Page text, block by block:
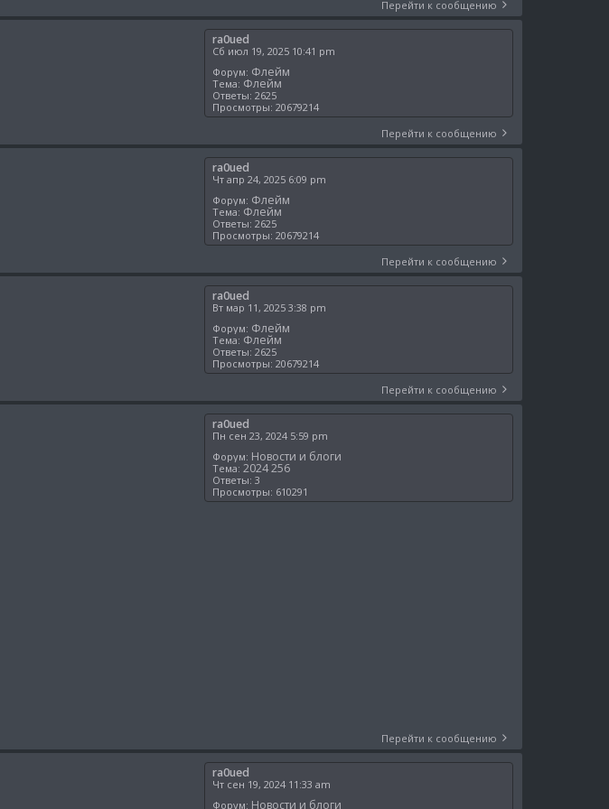
Перейти к сообщению
ra0ued
Сб июл 19, 2025 10:41 pm
Форум: Флейм
Тема: Флейм
Ответы:2625
Просмотры:20679214
Перейти к сообщению
ra0ued
Чт апр 24, 2025 6:09 pm
Форум: Флейм
Тема: Флейм
Ответы:2625
Просмотры:20679214
Перейти к сообщению
ra0ued
Вт мар 11, 2025 3:38 pm
Форум: Флейм
Тема: Флейм
Ответы:2625
Просмотры:20679214
Перейти к сообщению
ra0ued
Пн сен 23, 2024 5:59 pm
Форум: Новости и блоги
Тема: 2024 256
Ответы:3
Просмотры: 610291
Перейти к сообщению
ra0ued
Чт сен 19, 2024 11:33 am
Форум: Новости и блоги